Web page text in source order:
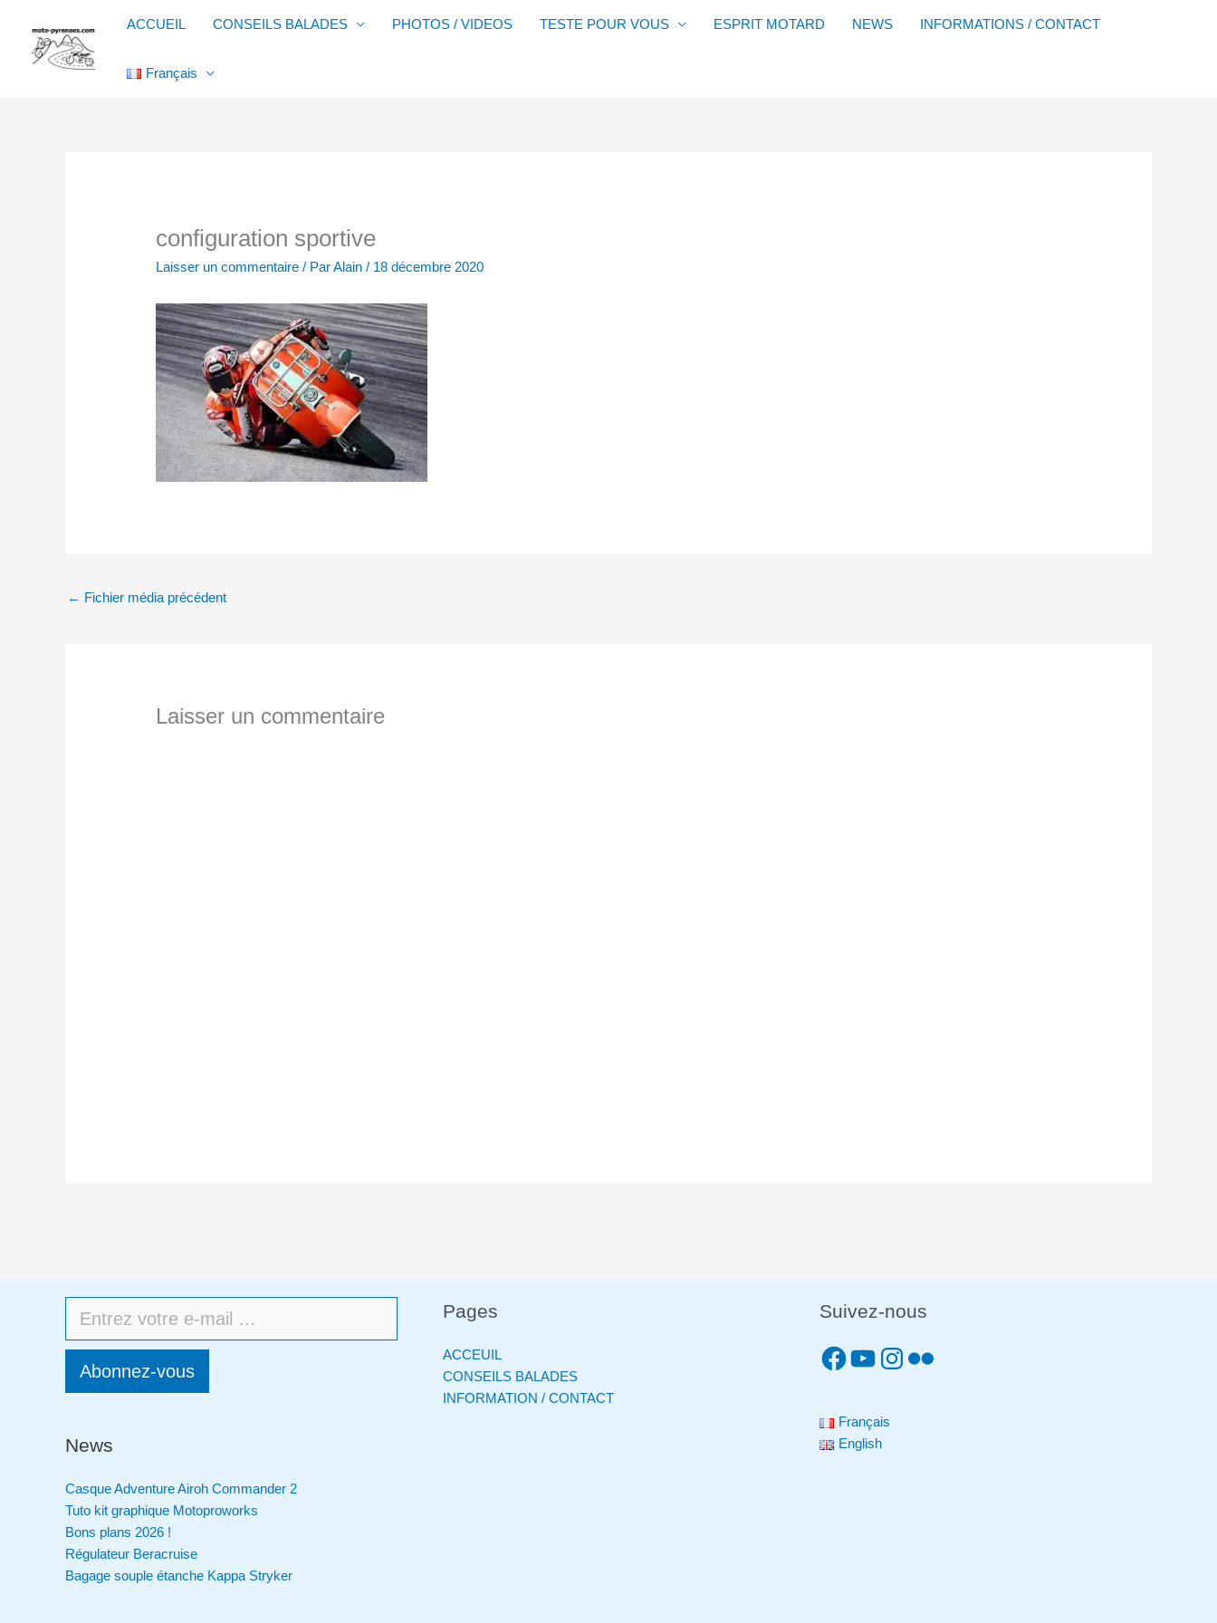
contenu
ACCUEIL CONSEILS BALADES PHOTOS / VIDEOS TESTE POUR VOUS ESPRIT MOTARD NEWS INFORMATIONS / CONTACT
Français
configuration sportive
Laisser un commentaire / ParAlain/ 18 décembre 2020
← Fichier média précédent
Laisser un commentaire
Abonnez-vous
News
Casque Adventure Airoh Commander 2
Tuto kit graphique Motoproworks
Bons plans 2026 !
Régulateur Beracruise
Bagage souple étanche Kappa Stryker
Pages
ACCEUIL
CONSEILS BALADES
INFORMATION / CONTACT
Suivez-nous
Français
English